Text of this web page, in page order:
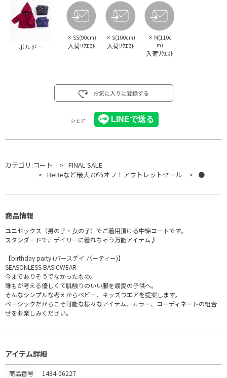
ボルドー
× SS(90cm)
入荷ﾘｸｴｽﾄ
× S(100cm)
入荷ﾘｸｴｽﾄ
× M(110c
m)
入荷ﾘｸｴｽﾄ
お気に入りに登録する
シェア
カテゴリ:コート
FINAL SALE
BeBeなど最大70％オフ！アウトレットセール
●
商品情報
ユニセックス（男の子・女の子）でご着用頂ける中綿コートです。
スタンダードで、デイリーに着れちゃう万能アイテム♪
【birthday party (バースデイ パーティー)】
SEASONLESS BASICWEAR
今までありそうでなかったもの。
誰もが考える優しくて肌触りのいい服を最愛の子供へ。
そんなシンプルな考えからベビー、キッズウエアを提案します。
ベーシックだからこそ可能な様々なアイテム、カラー、コーディネートの組合
せをお楽しみください。
アイテム詳細
商品番号 1484-06227